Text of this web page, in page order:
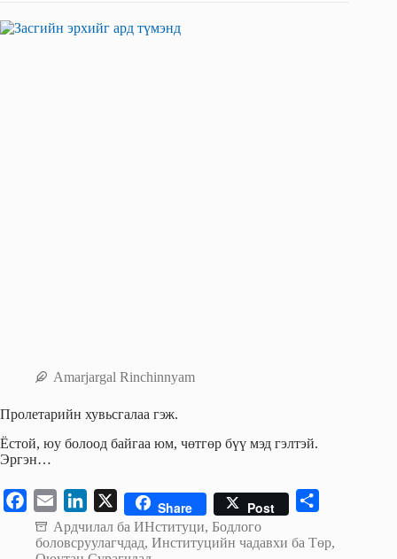
Amarjargal Rinchinnyam
Пролетарийн хувьсгалаа гэж.
Ёстой, юу болоод байгаа юм, чөтгөр бүү мэд гэлтэй.
Эргэн…
m
a
i
n
X Share Post
a
Ардчилал ба ИНституци, Бодлого
боловсруулагчдад, Институцийн чадавхи ба Төр,